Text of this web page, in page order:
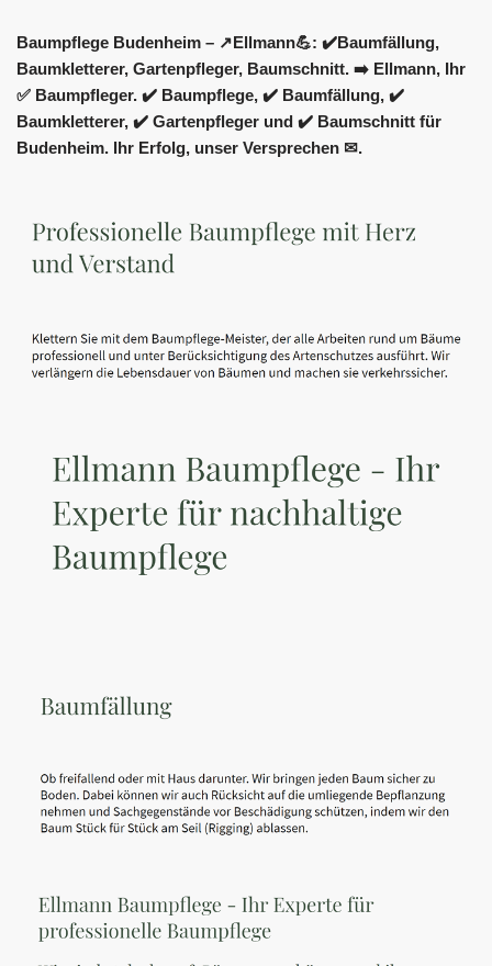
Baumpflege Budenheim – ↗️Ellmann💪: ✔️Baumfällung,
Baumkletterer, Gartenpfleger, Baumschnitt. ➡️ Ellmann, Ihr
✅ Baumpfleger. ✔️ Baumpflege, ✔️ Baumfällung, ✔️
Baumkletterer, ✔️ Gartenpfleger und ✔️ Baumschnitt für
Budenheim. Ihr Erfolg, unser Versprechen ✉.